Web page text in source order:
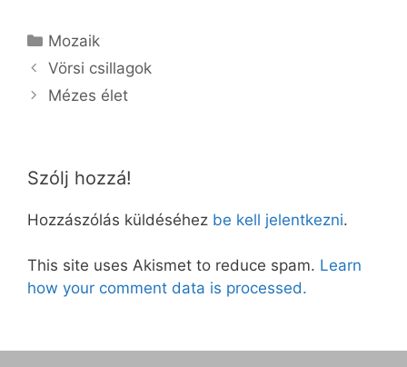
Kategória
Mozaik
Vörsi csillagok
Mézes élet
Szólj hozzá!
Hozzászólás küldéséhez be kell jelentkezni.
This site uses Akismet to reduce spam. Learn
how your comment data is processed.